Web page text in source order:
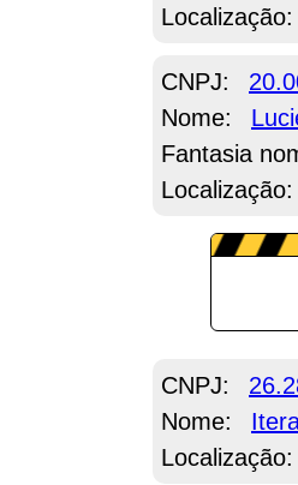
CNPJ:
Nome:
Fantasia
CNPJ:
Nome: